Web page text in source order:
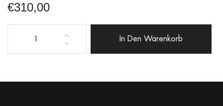
€310,00
In Den Warenkorb